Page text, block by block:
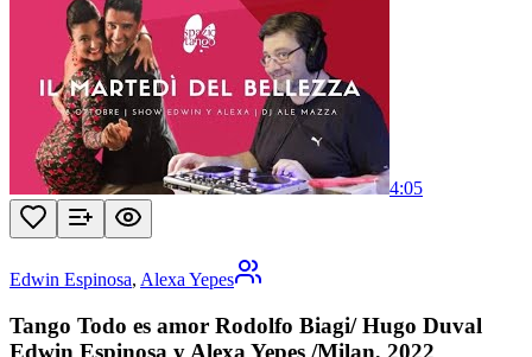
4:05
Edwin Espinosa, Alexa Yepes
Tango Todo es amor Rodolfo Biagi/ Hugo Duval
Edwin Espinosa y Alexa Yepes /Milan, 2022